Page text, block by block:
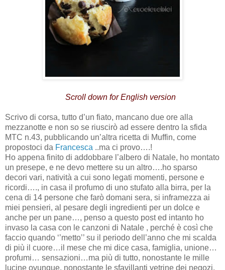
Scroll down for English version
Scrivo di corsa, tutto d’un fiato, mancano due ore alla
mezzanotte e non so se riuscirò ad essere dentro la sfida
MTC n.43, pubblicando un’altra ricetta di Muffin, come
propostoci da Francesca ..ma ci provo….!
Ho appena finito di addobbare l’albero di Natale, ho montato
un presepe, e ne devo mettere su un altro….ho sparso
decori vari, natività a cui sono legati momenti, persone e
ricordi…., in casa il profumo di uno stufato alla birra, per la
cena di 14 persone che farò domani sera, si inframezza ai
miei pensieri, al pesare degli ingredienti per un dolce e
anche per un pane…, penso a questo post ed intanto ho
invaso la casa con le canzoni di Natale , perché è così che
faccio quando ‘’metto’’ su il periodo dell’anno che mi scalda
di più il cuore…il mese che mi dice casa, famiglia, unione…
profumi… sensazioni…ma più di tutto, nonostante le mille
lucine ovunque, nonostante le sfavillanti vetrine dei negozi,